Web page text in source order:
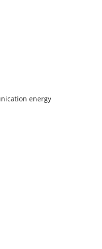
energy